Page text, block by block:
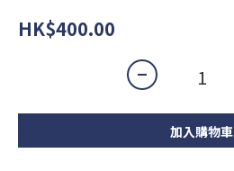
HK$400.00
加入購物車